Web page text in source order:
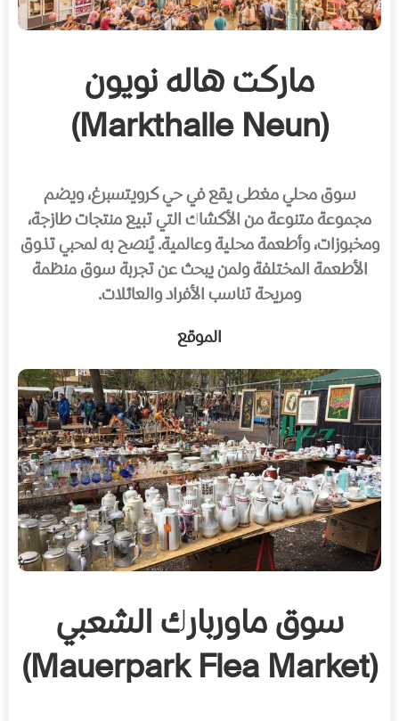
ماركت هاله نويون
(Markthalle Neun)
سوق محلي مغطى يقع في حي كرويتسبرغ، ويضم
مجموعة متنوعة من الأكشاك التي تبيع منتجات طازجة،
ومخبوزات، وأطعمة محلية وعالمية. يُنصح به لمحبي تذوق
الأطعمة المختلفة ولمن يبحث عن تجربة سوق منظمة
ومريحة تناسب الأفراد والعائلات.
الموقع
سوق ماوربارك الشعبي
(Mauerpark Flea Market)